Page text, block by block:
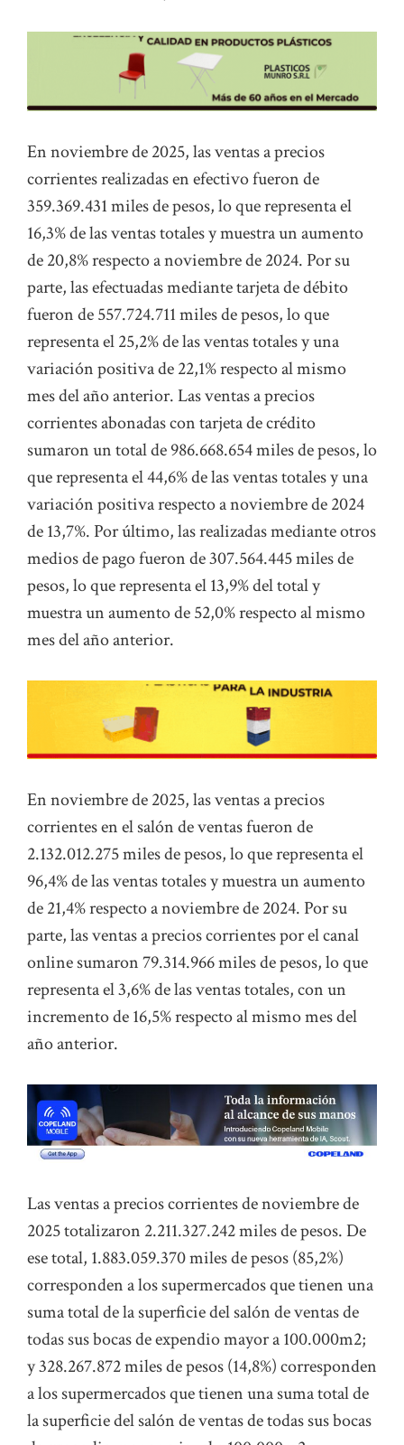
En noviembre de 2025, las ventas a precios
corrientes realizadas en efectivo fueron de
359.369.431 miles de pesos, lo que representa el
16,3% de las ventas totales y muestra un aumento
de 20,8% respecto a noviembre de 2024. Por su
parte, las efectuadas mediante tarjeta de débito
fueron de 557.724.711 miles de pesos, lo que
representa el 25,2% de las ventas totales y una
variación positiva de 22,1% respecto al mismo
mes del año anterior. Las ventas a precios
corrientes abonadas con tarjeta de crédito
sumaron un total de 986.668.654 miles de pesos, lo
que representa el 44,6% de las ventas totales y una
variación positiva respecto a noviembre de 2024
de 13,7%. Por último, las realizadas mediante otros
medios de pago fueron de 307.564.445 miles de
pesos, lo que representa el 13,9% del total y
muestra un aumento de 52,0% respecto al mismo
mes del año anterior.
En noviembre de 2025, las ventas a precios
corrientes en el salón de ventas fueron de
2.132.012.275 miles de pesos, lo que representa el
96,4% de las ventas totales y muestra un aumento
de 21,4% respecto a noviembre de 2024. Por su
parte, las ventas a precios corrientes por el canal
online sumaron 79.314.966 miles de pesos, lo que
representa el 3,6% de las ventas totales, con un
incremento de 16,5% respecto al mismo mes del
año anterior.
Las ventas a precios corrientes de noviembre de
2025 totalizaron 2.211.327.242 miles de pesos. De
ese total, 1.883.059.370 miles de pesos (85,2%)
corresponden a los supermercados que tienen una
suma total de la superficie del salón de ventas de
todas sus bocas de expendio mayor a 100.000m2;
y 328.267.872 miles de pesos (14,8%) corresponden
a los supermercados que tienen una suma total de
la superficie del salón de ventas de todas sus bocas